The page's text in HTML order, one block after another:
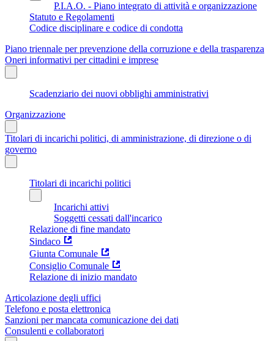
P.I.A.O. - Piano integrato di attività e organizzazione
Statuto e Regolamenti
Codice disciplinare e codice di condotta
Piano triennale per prevenzione della corruzione e della trasparenza
Oneri informativi per cittadini e imprese
Scadenziario dei nuovi obblighi amministrativi
Organizzazione
Titolari di incarichi politici, di amministrazione, di direzione o di
governo
Titolari di incarichi politici
Incarichi attivi
Soggetti cessati dall'incarico
Relazione di fine mandato
Sindaco
Giunta Comunale
Consiglio Comunale
Relazione di inizio mandato
Articolazione degli uffici
Telefono e posta elettronica
Sanzioni per mancata comunicazione dei dati
Consulenti e collaboratori